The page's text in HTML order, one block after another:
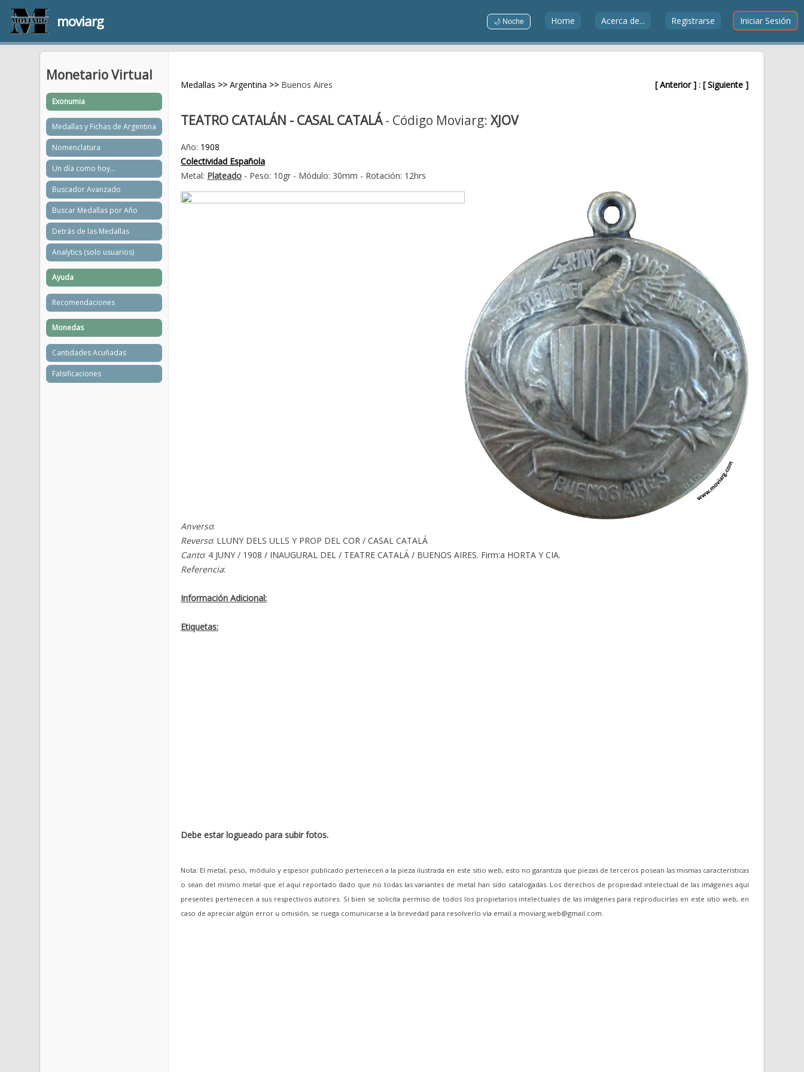
moviarg 🌙 Noche Home Acerca de... Registrarse Iniciar Sesión
Medallas >> Argentina >> Buenos Aires [ Anterior ] :[ Siguiente ]
TEATRO CATALÁN - CASAL CATALÁ- Código Moviarg:XJOV
Año: 1908
Colectividad Española
Metal: Plateado - Peso: 10gr - Módulo: 30mm - Rotación: 12hrs
Anverso:
Reverso: LLUNY DELS ULLS Y PROP DEL COR / CASAL CATALÁ
Canto: 4 JUNY / 1908 / INAUGURAL DEL / TEATRE CATALÁ / BUENOS AIRES. Firm:a HORTA Y CIA.
Referencia:
Información Adicional:
Etiquetas:
Debe estar logueado para subir fotos.
Nota: El metal, peso, módulo y espesor publicado pertenecen a la pieza ilustrada en este sitio web, esto no garantiza que piezas de terceros posean las mismas características
o sean del mismo metal que el aquí reportado dado que no todas las variantes de metal han sido catalogadas. Los derechos de propiedad intelectual de las imágenes aquí
presentes pertenecen a sus respectivos autores. Si bien se solicita permiso de todos los propietarios intelectuales de las imágenes para reproducirlas en este sitio web, en
caso de apreciar algún error u omisión, se ruega comunicarse a la brevedad para resolverlo vía email a moviarg.web@gmail.com.
Monetario Virtual
Exonumia
Medallas y Fichas de Argentina
Nomenclatura
Un día como hoy...
Buscador Avanzado
Buscar Medallas por Año
Detrás de las Medallas
Analytics (solo usuarios)
Ayuda
Recomendaciones
Monedas
Cantidades Acuñadas
Falsificaciones